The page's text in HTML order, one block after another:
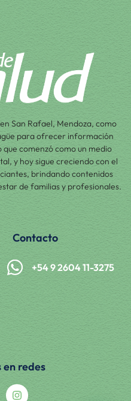
San Rafael, Mendoza, como
para ofrecer información
comenzó como un medio
y hoy sigue creciendo con el
brindando contenidos
de familias y profesionales.
Contacto
+54 9 2604 11-3275
en redes